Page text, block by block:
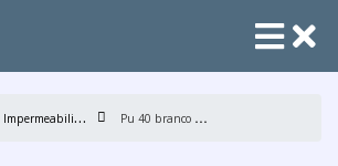
I
mpermeabilização P
u 40 branco preço